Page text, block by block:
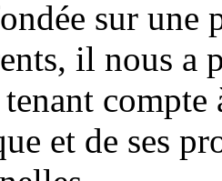
sur une
il nous a
tenant
et de ses